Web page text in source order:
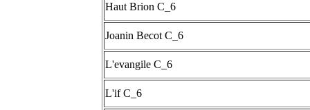
Haut Brion C_6
Joanin Becot C_6
L'evangile C_6
L'if C_6